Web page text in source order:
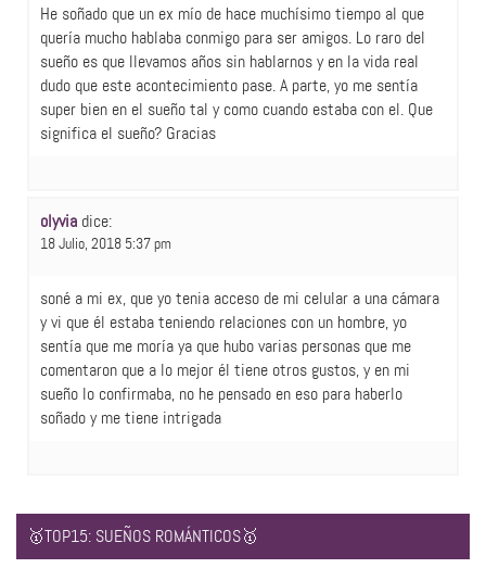
He soñado que un ex mío de hace muchísimo tiempo al que
quería mucho hablaba conmigo para ser amigos. Lo raro del
sueño es que llevamos años sin hablarnos y en la vida real
dudo que este acontecimiento pase. A parte, yo me sentía
super bien en el sueño tal y como cuando estaba con el. Que
significa el sueño? Gracias
olyvia dice:
18 Julio, 2018 5:37 pm
soné a mi ex, que yo tenia acceso de mi celular a una cámara
y vi que él estaba teniendo relaciones con un hombre, yo
sentía que me moría ya que hubo varias personas que me
comentaron que a lo mejor él tiene otros gustos, y en mi
sueño lo confirmaba, no he pensado en eso para haberlo
soñado y me tiene intrigada
🥇TOP15: SUEÑOS ROMÁNTICOS🥇